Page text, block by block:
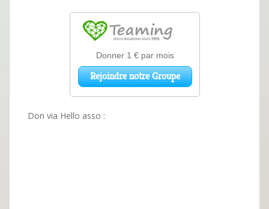
Don via Hello asso :